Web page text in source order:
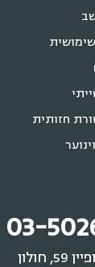
חזותית
03-
חולון